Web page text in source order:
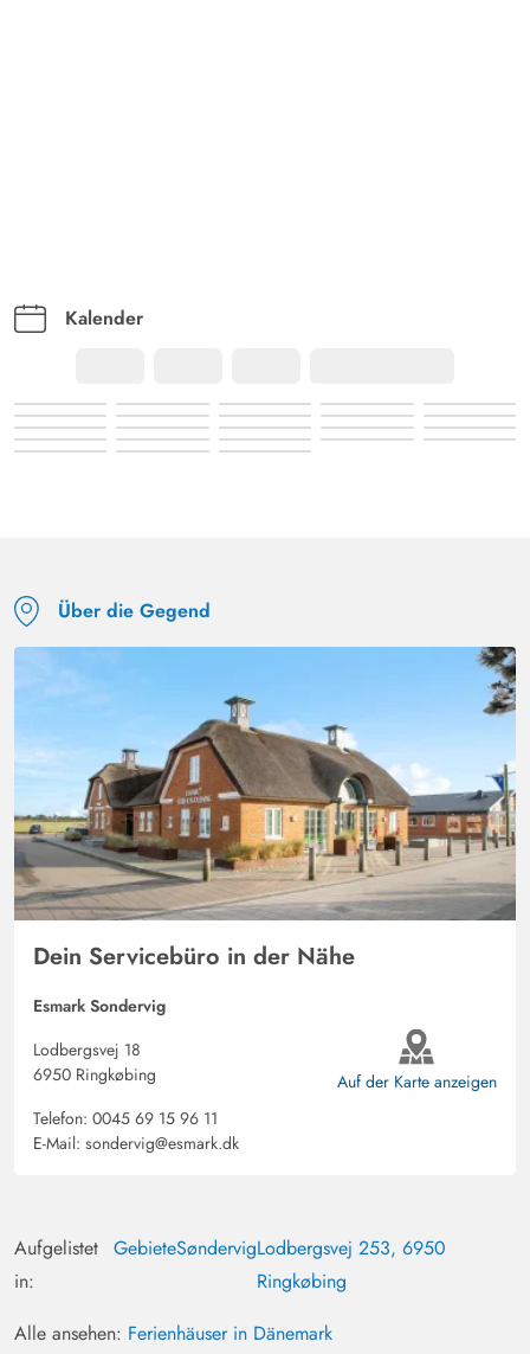
Kalender
Über die Gegend
Dein Servicebüro in der Nähe
Esmark Sondervig
Lodbergsvej 18
6950 Ringkøbing
Telefon: 0045 69 15 96 11
E-Mail: sondervig@esmark.dk
Auf der Karte anzeigen
Aufgelistet
in:
GebieteSøndervigLodbergsvej 253, 6950
Ringkøbing
Alle ansehen: Ferienhäuser in Dänemark